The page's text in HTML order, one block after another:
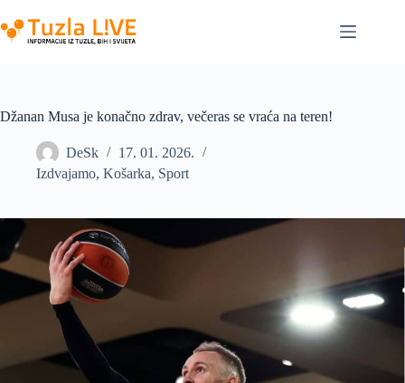
to
content
Džanan Musa je konačno zdrav, večeras se vraća na teren!
DeSk
17. 01. 2026.
Izdvajamo, Košarka, Sport